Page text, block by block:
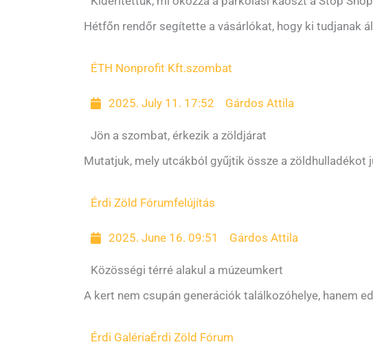
Hétfőn rendőr segítette a vásárlókat, hogy ki tudjanak
ÉTH Nonprofit Kft.szombat
2025. July 11. 17:52 Gárdos Attila
Jön a szombat, érkezik a zöldjárat
Mutatjuk, mely utcákból gyűjtik össze a zöldhulladékot
Érdi Zöld Fórumfelújítás
2025. June 16. 09:51 Gárdos Attila
Közösségi térré alakul a múzeumkert
A kert nem csupán generációk találkozóhelye, hanem
Érdi GalériaÉrdi Zöld Fórum